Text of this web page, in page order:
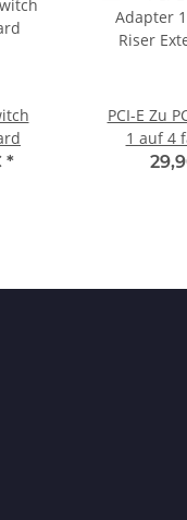
*
PCI-E Zu
1 auf 4